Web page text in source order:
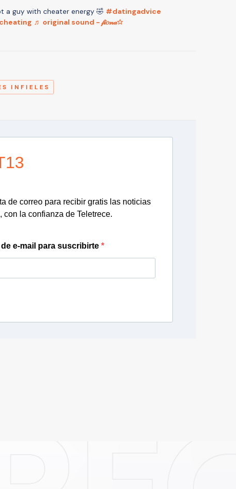
a guy with cheater energy 🤣 #datingadvice
♬ original sound - 𝒻𝒾𝑜𝓃𝒶☆
INFIELES
de correo para recibir gratis las noticias
con la confianza de Teletrece.
e-mail para suscribirte